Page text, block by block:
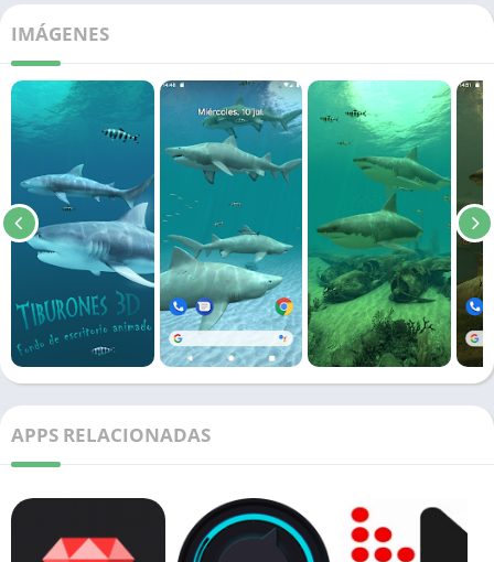
IMÁGENES
APPS RELACIONADAS